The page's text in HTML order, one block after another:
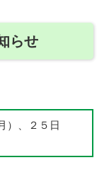
らせ
）、２５日